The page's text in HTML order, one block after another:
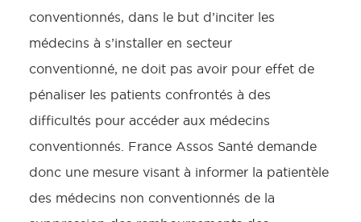
conventionnés, dans le but d’inciter les
médecins à s’installer en secteur
conventionné, ne doit pas avoir pour effet de
pénaliser les patients confrontés à des
difficultés pour accéder aux médecins
conventionnés. France Assos Santé demande
donc une mesure visant à informer la patientèle
des médecins non conventionnés de la